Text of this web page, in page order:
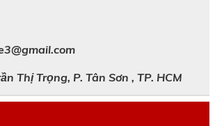
Thị Trọng, P. Tân Sơn , TP. HCM